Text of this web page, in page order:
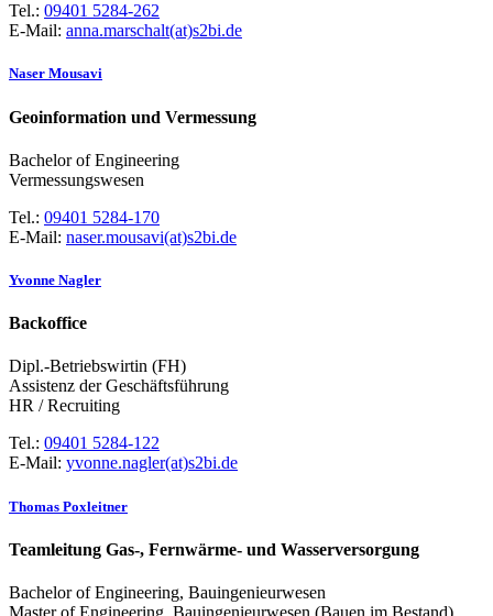
Tel.: 09401 5284-262
E-Mail: anna.marschalt(at)s2bi.de
Naser Mousavi
Geoinformation und Vermessung
Bachelor of Engineering
Vermessungswesen
Tel.: 09401 5284-170
E-Mail: naser.mousavi(at)s2bi.de
Yvonne Nagler
Backoffice
Dipl.-Betriebswirtin (FH)
Assistenz der Geschäftsführung
HR / Recruiting
Tel.: 09401 5284-122
E-Mail: yvonne.nagler(at)s2bi.de
Thomas Poxleitner
Teamleitung Gas-, Fernwärme- und Wasserversorgung
Bachelor of Engineering, Bauingenieurwesen
Master of Engineering, Bauingenieurwesen (Bauen im Bestand)